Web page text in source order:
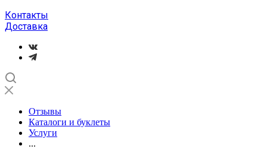
Контакты
Доставка
Отзывы
Каталоги и буклеты
Услуги
...